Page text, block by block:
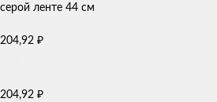
204,92 ₽
204,92 ₽